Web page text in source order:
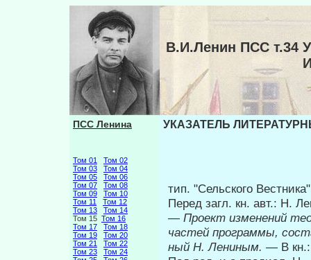
В.И.Ленин ПСС т.34
ПСС Ленина
Том 01
Том 02
Том 03
Том 04
Том 05
Том 06
Том 07
Том 08
Том 09
Том 10
Том 11
Том 12
Том 13
Том 14
Том 15 Том 16
Том 17
Том 18
Том 19
Том 20
Том 21
Том 22
Том 23
Том 24
УКАЗАТЕЛЬ
тип. "Сельского
Перед загл. кн. авт.: Н.
— Проект изменений
частей программы,
ный Н. Лениным. — В кн.: